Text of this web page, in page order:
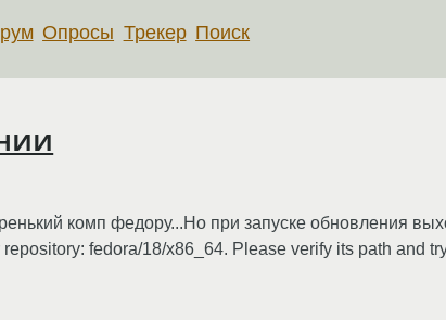
Опросы Трекер Поиск
комп федору...Но при запуске обновления
fedora/18/x86_64. Please verify its path and